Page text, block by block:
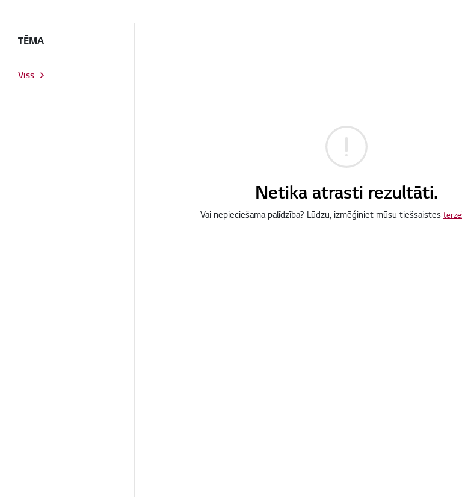
TĒMA
Viss
Netika atrasti rezultāti.
Vai nepieciešama palīdzība? Lūdzu, izmēģiniet mūsu tiešsaistes